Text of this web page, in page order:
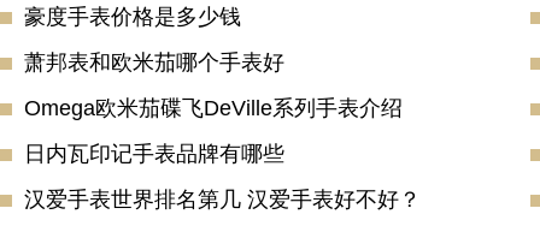
豪度手表价格是多少钱
萧邦表和欧米茄哪个手表好
Omega欧米茄碟飞DeVille系列手表介绍
日内瓦印记手表品牌有哪些
汉爱手表世界排名第几 汉爱手表好不好？